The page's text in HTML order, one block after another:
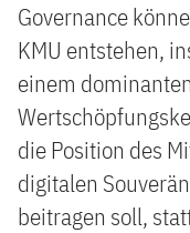
Governance
KMU entstehen,
einem
die Position des
digitalen
beitragen soll,